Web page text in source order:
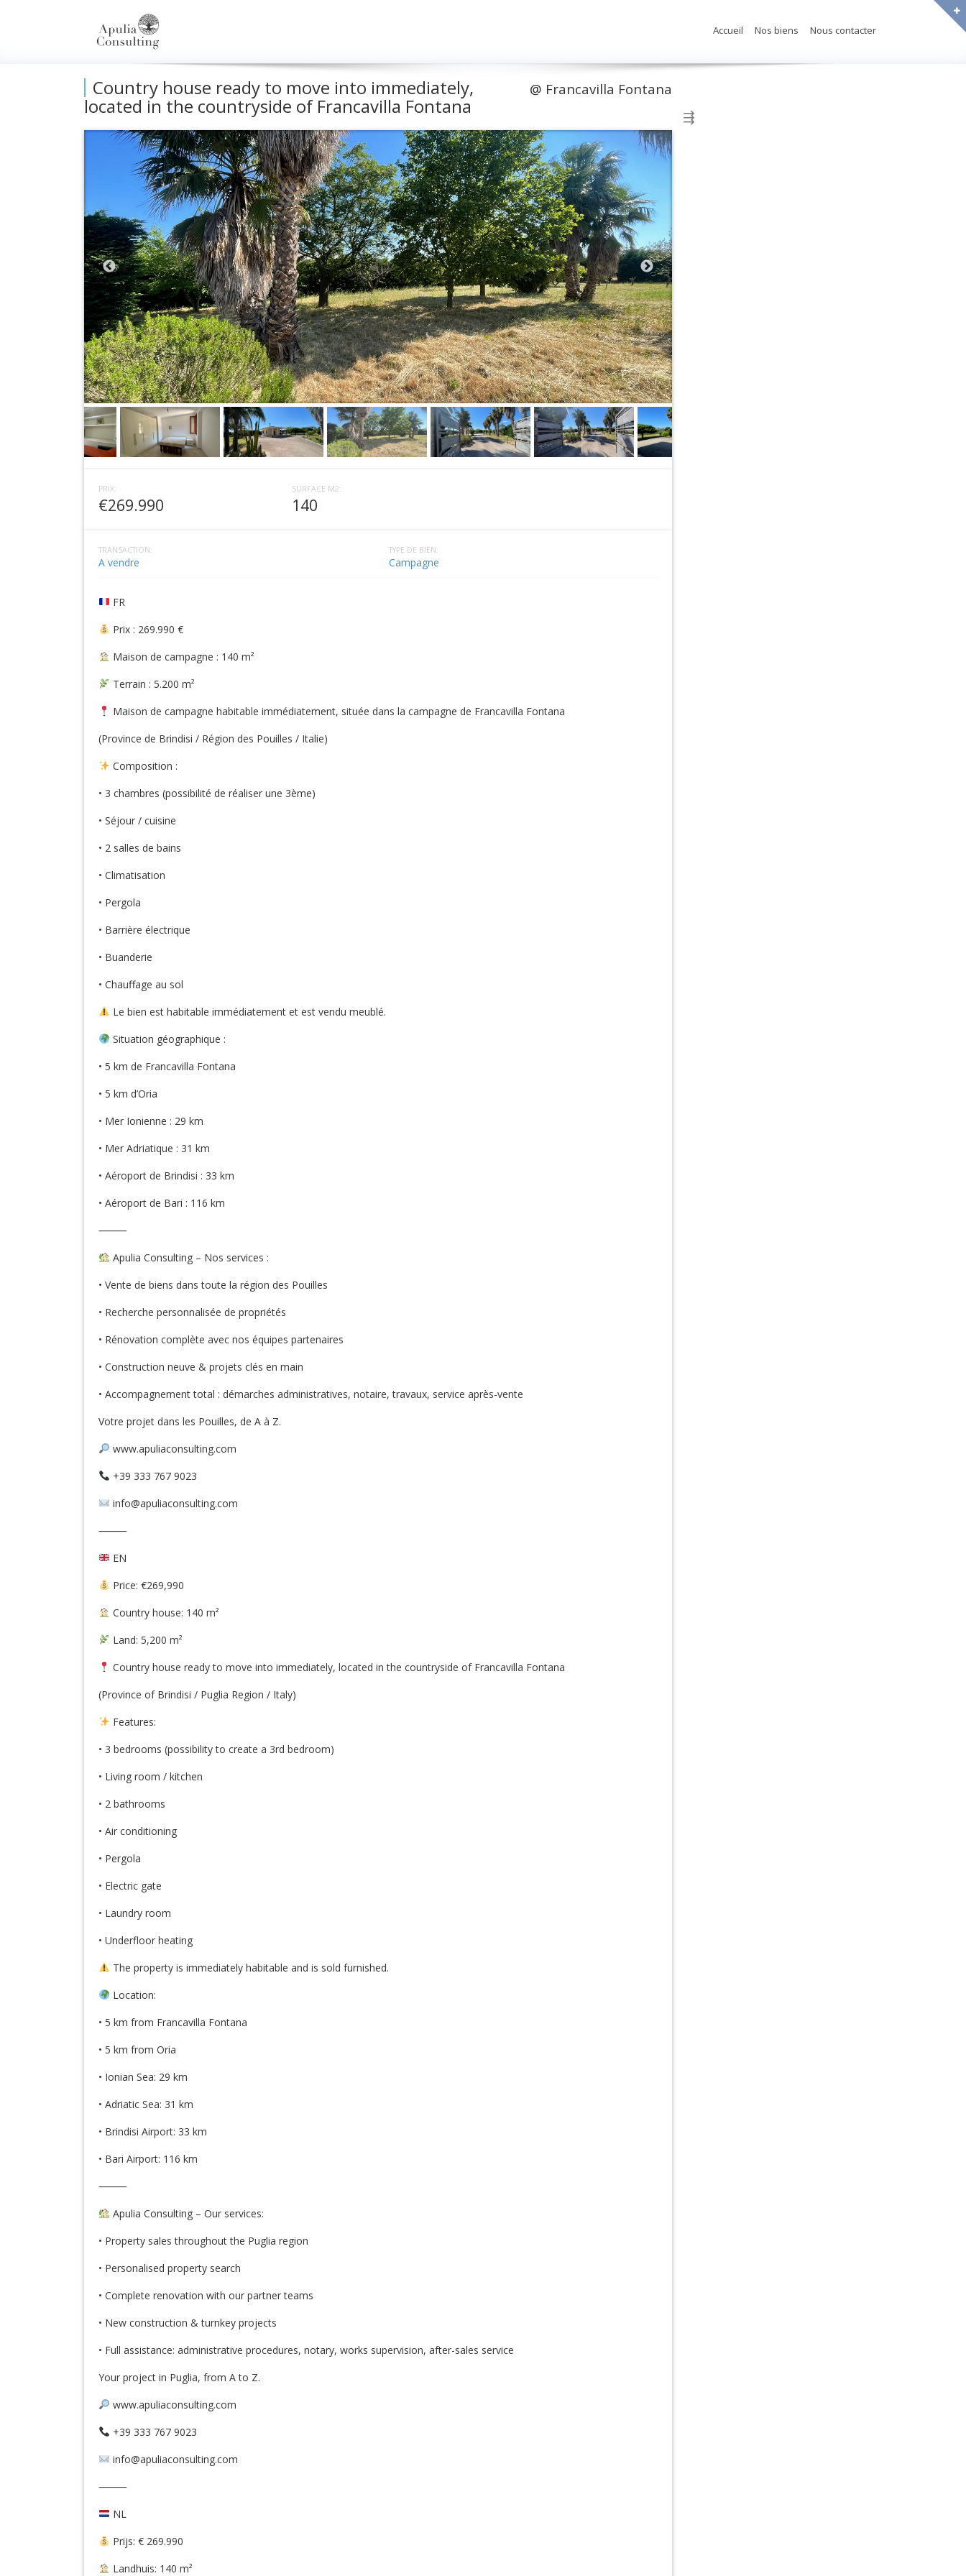
Accueil Nos biens Nous contacter
@ Francavilla Fontana
Country house ready to move into immediately,
located in the countryside of Francavilla Fontana
PRIX:
€269.990
SURFACE M2:
140
TRANSACTION:
A vendre
TYPE DE BIEN:
Campagne
FR
Prix : 269.990 €
Maison de campagne : 140 m²
Terrain : 5.200 m²
Maison de campagne habitable immédiatement, située dans la campagne de Francavilla Fontana
(Province de Brindisi / Région des Pouilles / Italie)
Composition :
• 3 chambres (possibilité de réaliser une 3ème)
• Séjour / cuisine
• 2 salles de bains
• Climatisation
• Pergola
• Barrière électrique
• Buanderie
• Chauffage au sol
Le bien est habitable immédiatement et est vendu meublé.
Situation géographique :
• 5 km de Francavilla Fontana
• 5 km d’Oria
• Mer Ionienne : 29 km
• Mer Adriatique : 31 km
• Aéroport de Brindisi : 33 km
• Aéroport de Bari : 116 km
⸻
Apulia Consulting – Nos services :
• Vente de biens dans toute la région des Pouilles
• Recherche personnalisée de propriétés
• Rénovation complète avec nos équipes partenaires
• Construction neuve & projets clés en main
• Accompagnement total : démarches administratives, notaire, travaux, service après-vente
Votre projet dans les Pouilles, de A à Z.
www.apuliaconsulting.com
+39 333 767 9023
info@apuliaconsulting.com
⸻
EN
Price: €269,990
Country house: 140 m²
Land: 5,200 m²
Country house ready to move into immediately, located in the countryside of Francavilla Fontana
(Province of Brindisi / Puglia Region / Italy)
Features:
• 3 bedrooms (possibility to create a 3rd bedroom)
• Living room / kitchen
• 2 bathrooms
• Air conditioning
• Pergola
• Electric gate
• Laundry room
• Underfloor heating
The property is immediately habitable and is sold furnished.
Location:
• 5 km from Francavilla Fontana
• 5 km from Oria
• Ionian Sea: 29 km
• Adriatic Sea: 31 km
• Brindisi Airport: 33 km
• Bari Airport: 116 km
⸻
Apulia Consulting – Our services:
• Property sales throughout the Puglia region
• Personalised property search
• Complete renovation with our partner teams
• New construction & turnkey projects
• Full assistance: administrative procedures, notary, works supervision, after-sales service
Your project in Puglia, from A to Z.
www.apuliaconsulting.com
+39 333 767 9023
info@apuliaconsulting.com
⸻
NL
Prijs: € 269.990
Landhuis: 140 m²
⇶